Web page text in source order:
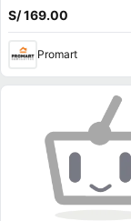
Latam
S/ 169.00
Promart